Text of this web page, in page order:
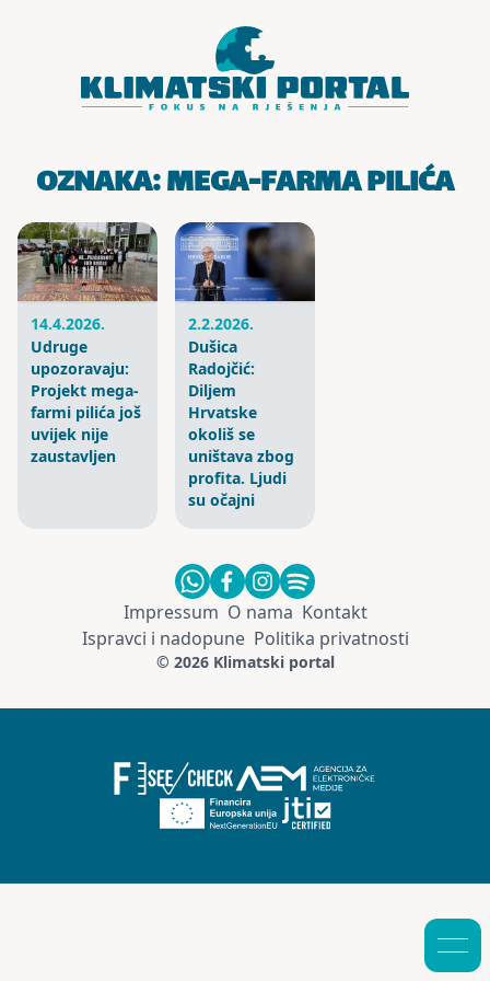
OZNAKA:MEGA-FARMA PILIĆA
14.4.2026.
Udruge
upozoravaju:
Projekt mega-
farmi pilića još
uvijek nije
zaustavljen
2.2.2026.
Dušica
Radojčić:
Diljem
Hrvatske
okoliš se
uništava zbog
profita. Ljudi
su očajni
Impressum O nama Kontakt
Ispravci i nadopune Politika privatnosti
© 2026 Klimatski portal